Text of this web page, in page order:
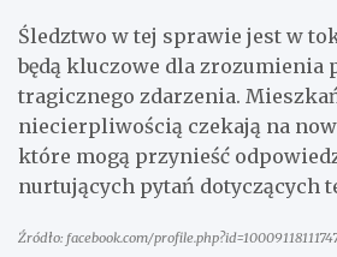
Śledztwo w tej sprawie jest w
będą kluczowe dla zrozumienia
tragicznego zdarzenia.
niecierpliwością czekają na
które mogą przynieść
nurtujących pytań dotyczących
Źródło: facebook.com/